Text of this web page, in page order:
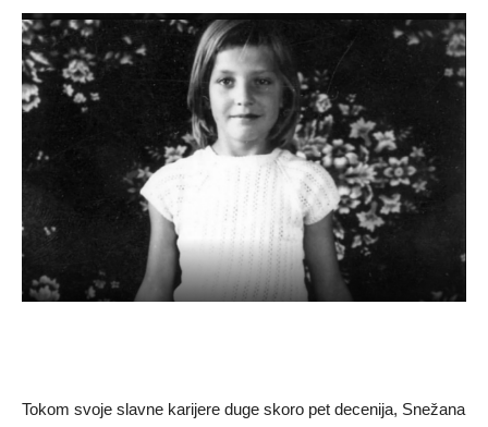
Tokom svoje slavne karijere duge skoro pet decenija, Snežana